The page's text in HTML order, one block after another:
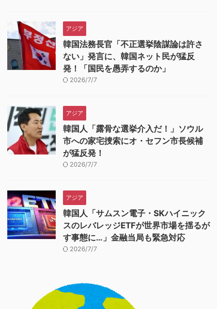
アジア
韓国法務長官「不正選挙陰謀論は許さ
ない」発言に、韓国ネット民が猛反
発！「国民を愚弄するのか」
2026/7/7
アジア
韓国人「露骨な選挙介入だ！」ソウル
市への家宅捜索にオ・セフン市長候補
が猛反発！
2026/7/7
アジア
韓国人「サムスン電子・SKハイニック
スのレバレッジETFが世界市場を揺るが
す事態に…」金融当局も緊急対応
2026/7/7